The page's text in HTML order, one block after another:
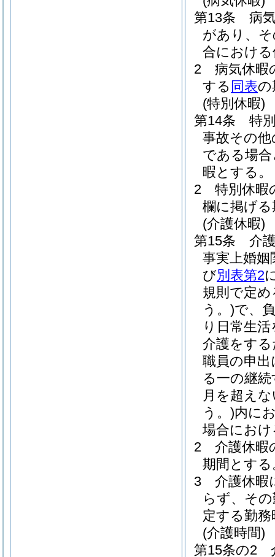
第13条
病
があり、
合におけ
2
病気休暇
する 同表の
(特別休暇)
第14条
特
事故その
である場
暇とする。
2
特別休暇
欄に掲げ
(介護休暇)
第15条
介
事実上婚
び別表第2
規則で定め
う。)で、
り日常生
介護をす
職員の申
る一の継
月を超え
う。)内に
場合にお
2
介護休暇
期間とする
3
介護休暇
らず、そ
定する勤
(介護時間)
第15条の2